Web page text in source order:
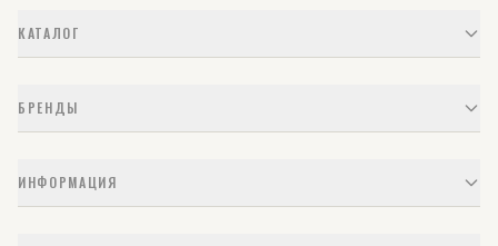
КАТАЛОГ
БРЕНДЫ
ИНФОРМАЦИЯ